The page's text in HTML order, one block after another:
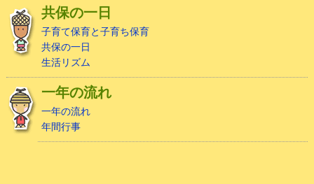
共保の一日
子育て保育と子育ち保育
共保の一日
生活リズム
一年の流れ
一年の流れ
年間行事